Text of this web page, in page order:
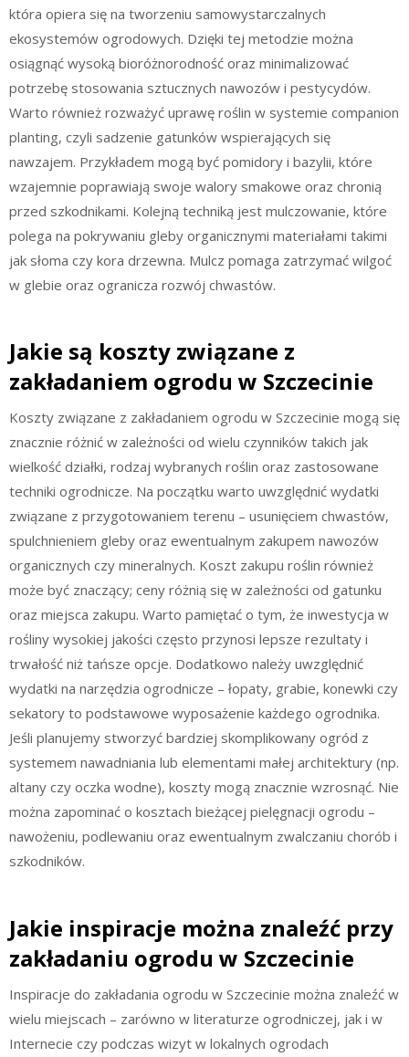
która opiera się na tworzeniu samowystarczalnych
ekosystemów ogrodowych. Dzięki tej metodzie można
osiągnąć wysoką bioróżnorodność oraz minimalizować
potrzebę stosowania sztucznych nawozów i pestycydów.
Warto również rozważyć uprawę roślin w systemie companion
planting, czyli sadzenie gatunków wspierających się
nawzajem. Przykładem mogą być pomidory i bazylii, które
wzajemnie poprawiają swoje walory smakowe oraz chronią
przed szkodnikami. Kolejną techniką jest mulczowanie, które
polega na pokrywaniu gleby organicznymi materiałami takimi
jak słoma czy kora drzewna. Mulcz pomaga zatrzymać wilgoć
w glebie oraz ogranicza rozwój chwastów.
Jakie są koszty związane z
zakładaniem ogrodu w Szczecinie
Koszty związane z zakładaniem ogrodu w Szczecinie mogą się
znacznie różnić w zależności od wielu czynników takich jak
wielkość działki, rodzaj wybranych roślin oraz zastosowane
techniki ogrodnicze. Na początku warto uwzględnić wydatki
związane z przygotowaniem terenu – usunięciem chwastów,
spulchnieniem gleby oraz ewentualnym zakupem nawozów
organicznych czy mineralnych. Koszt zakupu roślin również
może być znaczący; ceny różnią się w zależności od gatunku
oraz miejsca zakupu. Warto pamiętać o tym, że inwestycja w
rośliny wysokiej jakości często przynosi lepsze rezultaty i
trwałość niż tańsze opcje. Dodatkowo należy uwzględnić
wydatki na narzędzia ogrodnicze – łopaty, grabie, konewki czy
sekatory to podstawowe wyposażenie każdego ogrodnika.
Jeśli planujemy stworzyć bardziej skomplikowany ogród z
systemem nawadniania lub elementami małej architektury (np.
altany czy oczka wodne), koszty mogą znacznie wzrosnąć. Nie
można zapominać o kosztach bieżącej pielęgnacji ogrodu –
nawożeniu, podlewaniu oraz ewentualnym zwalczaniu chorób i
szkodników.
Jakie inspiracje można znaleźć przy
zakładaniu ogrodu w Szczecinie
Inspiracje do zakładania ogrodu w Szczecinie można znaleźć w
wielu miejscach – zarówno w literaturze ogrodniczej, jak i w
Internecie czy podczas wizyt w lokalnych ogrodach